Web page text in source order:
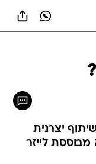
יצרנית
לייזר